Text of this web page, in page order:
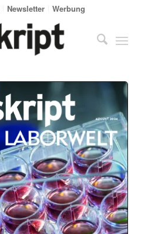
Newsletter Werbung